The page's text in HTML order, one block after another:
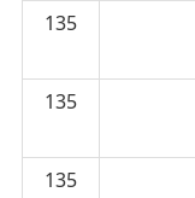
135
135
135